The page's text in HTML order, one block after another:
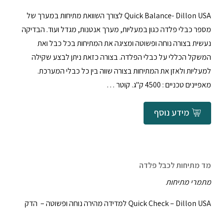
Quick Balance- Dillon USA לצורך השוואת מתיחות במערך של
מספר כבלי פלדה כגון במעליות, מערך אנטנות, מגדל ועוד. הבדיקה
נעשית בצורה נוחה ופשוטה ומציגה את המתיחות בכל כבל ואת
המשקל הכללי על כבלי הפלדה. בצורה כזאת ניתן לבצע שקילה
למעליות ולאזן את המתיחות בצורה שווה בין כל כבלי המערכת.
מאפיינים טכניים : 4500 ק"ג. קוטר …
מידע נוסף
מד מתיחות לכבל פלדה
מתמרי מתיחות
Quick Check – Dillon USA למדידה מהירה נוחה ופשוטה – הדק